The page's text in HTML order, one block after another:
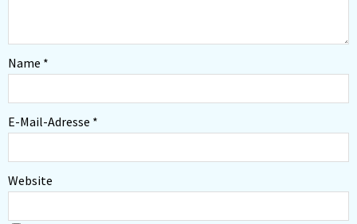
Name *
E-Mail-Adresse *
Website